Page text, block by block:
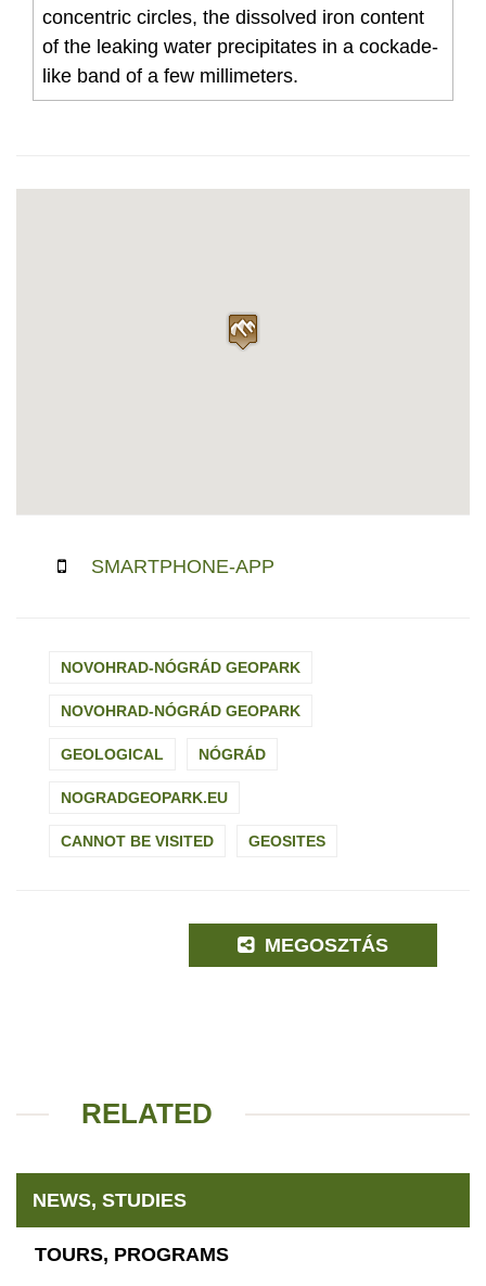
concentric circles, the dissolved iron content
of the leaking water precipitates in a cockade-
like band of a few millimeters.
SMARTPHONE-APP
NOVOHRAD-NÓGRÁD GEOPARK
NOVOHRAD-NÓGRÁD GEOPARK
GEOLOGICAL NÓGRÁD
NOGRADGEOPARK.EU
CANNOT BE VISITED GEOSITES
MEGOSZTÁS
RELATED
NEWS, STUDIES
TOURS, PROGRAMS